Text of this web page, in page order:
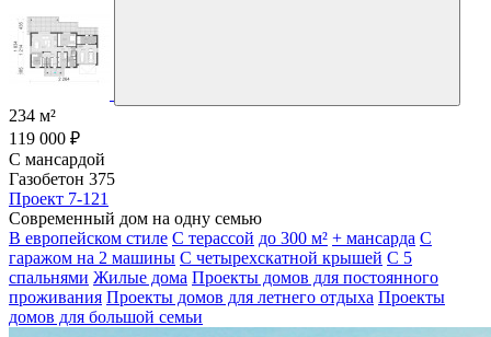
234 м²
119 000 ₽
С мансардой
Газобетон 375
Проект 7-121
Современный дом на одну семью
В европейском стиле С терассой до 300 м² + мансарда С
гаражом на 2 машины С четырехскатной крышей С 5
спальнями Жилые дома Проекты домов для постоянного
проживания Проекты домов для летнего отдыха Проекты
домов для большой семьи